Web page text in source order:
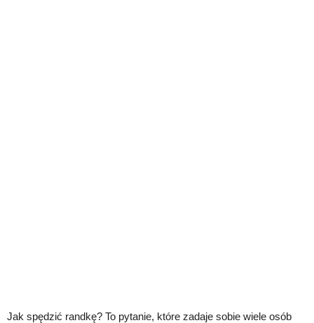
Jak spędzić randkę? To pytanie, które zadaje sobie wiele osób